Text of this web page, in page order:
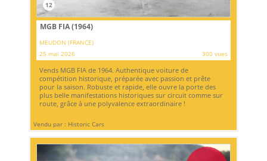
12
MGB FIA (1964)
MEUDON (FRANCE)
25 mai 2026
300 vues
Vends MGB FIA de 1964. Authentique voiture de
compétition historique, préparée avec passion et prête
pour la saison. Robuste et rapide, elle ouvre la porte des
plus belle manifestations historiques sur circuit comme sur
route, grâce à une polyvalence extraordinaire !
Vendu par : Historic Cars